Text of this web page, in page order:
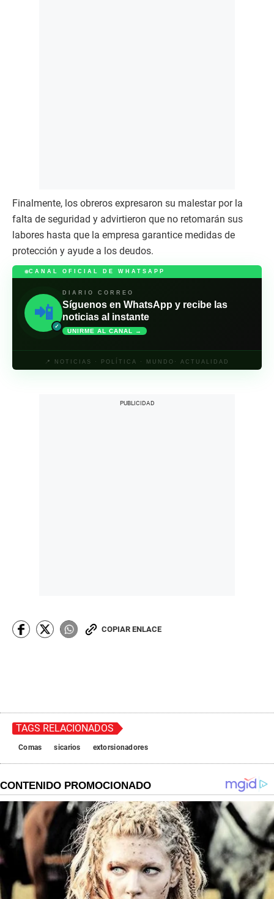
Finalmente, los obreros expresaron su malestar por la
falta de seguridad y advirtieron que no retomarán sus
labores hasta que la empresa garantice medidas de
protección y ayude a los deudos.
CANAL OFICIAL DE WHATSAPP
📲
✓
DIARIO CORREO
Síguenos en WhatsApp y recibe las
noticias al instante
UNIRME AL CANAL →
📍 NOTICIAS · POLÍTICA · MUNDO· ACTUALIDAD
COPIAR ENLACE
TAGS RELACIONADOS
Comas sicarios extorsionadores